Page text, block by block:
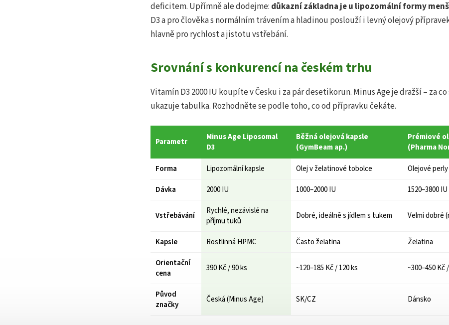
deficitem. Upřímně ale dodejme: důkazní základna je u lipozomální formy
D3 a pro člověka s normálním trávením a hladinou poslouží i levný olejový
hlavně pro rychlost a jistotu vstřebání.
Srovnání s konkurencí na českém trhu
Vitamín D3 2000 IU koupíte v Česku i za pár desetikorun. Minus Age je dražší – za
ukazuje tabulka. Rozhodněte se podle toho, co od přípravku čekáte.
Parametr
Minus Age Liposomal
D3
Běžná olejová kapsle
(GymBeam ap.)
Prémiové
(Pharma
Forma Lipozomální kapsle Olej v želatinové tobolce
Olejové perly
Dávka
2000 IU 1000–2000 IU 1520–3800 IU
Vstřebávání
Rychlé, nezávislé na
příjmu tuků
Dobré, ideálně s jídlem s tukem Velmi dobré
Kapsle Rostlinná HPMC Často želatina
Želatina
Orientační
cena
390 Kč / 90 ks ~120–185 Kč / 120 ks ~300–450 Kč
Původ
značky
Česká (Minus Age) SK/CZ Dánsko